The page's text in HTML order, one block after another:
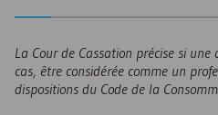
La Cour de Cassation précise si
cas, être considérée comme un
dispositions du Code de la